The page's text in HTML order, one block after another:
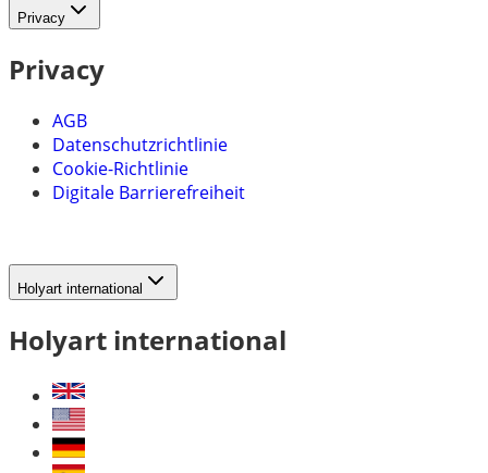
Privacy
Privacy
AGB
Datenschutzrichtlinie
Cookie-Richtlinie
Digitale Barrierefreiheit
Holyart international
Holyart international